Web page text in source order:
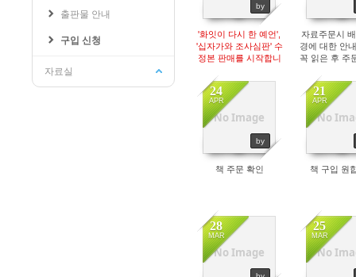
출판물 안내
구입 신청
자료실
by
'화잇이 다시 한 예언',
'십자가와 조사심판' 수
정본 판매를 시작합니
자료주문시
경에 대한 안
꼭 읽은 후 주
No Image
24
APR
by
책 주문 확인
No
21
APR
책 구입 원
No Image
28
MAR
No
25
MAR